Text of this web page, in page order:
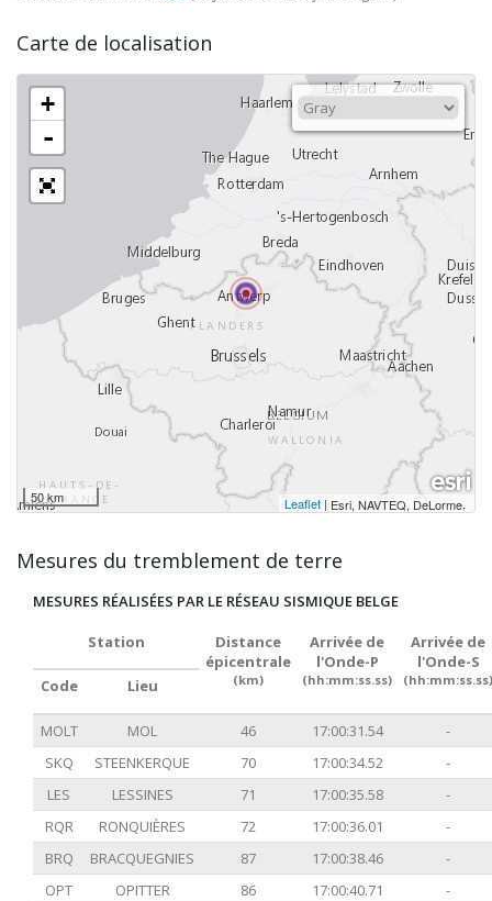
Carte de localisation
+
-
50 km Leaflet | Esri, NAVTEQ, DeLorme,
Mesures du tremblement de terre
MESURES RÉALISÉES PAR LE RÉSEAU SISMIQUE BELGE
Station
Distance
épicentrale
(km)
Arrivée de
l'Onde-P
(hh:mm:ss.ss)
Arrivée de
l'Onde-S
(hh:mm:ss.ss)
Code Lieu
MOLT MOL 46 17:00:31.54
-
SKQ
STEENKERQUE 70 17:00:34.52
-
LES
LESSINES 71 17:00:35.58
-
RQR
RONQUIÈRES 72 17:00:36.01
-
BRQ
BRACQUEGNIES 87 17:00:38.46
-
OPT
OPITTER 86 17:00:40.71
-